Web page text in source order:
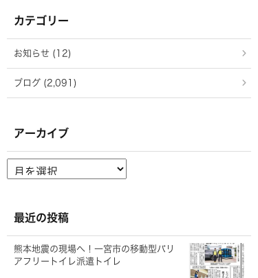
カテゴリー
お知らせ (12)
ブログ (2,091)
アーカイブ
ー
ブ
最近の投稿
熊本地震の現場へ！一宮市の移動型バリ
アフリートイレ派遣トイレ